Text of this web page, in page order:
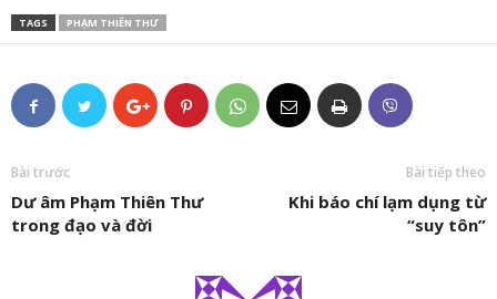
TAGS PHẠM THIÊN THƯ
Bài trước
Dư âm Phạm Thiên Thư
trong đạo và đời
Bài tiếp theo
Khi báo chí lạm dụng từ
“suy tôn”